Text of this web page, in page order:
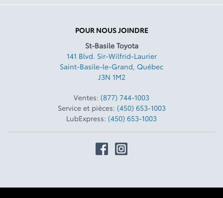
POUR NOUS JOINDRE
St-Basile Toyota
141 Blvd. Sir-Wilfrid-Laurier
Saint-Basile-le-Grand, Québec
J3N 1M2
Ventes: (877) 744-1003
Service et pièces: (450) 653-1003
LubExpress: (450) 653-1003